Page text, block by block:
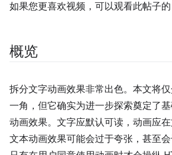
如果您更喜欢视频，可以观看此帖子的
概览
拆分文字动画效果非常出色。本文将
一角，但它确实为进一步探索奠定了
动画效果。文字应默认可读，动画应
文本动画效果可能会过于夸张，甚至